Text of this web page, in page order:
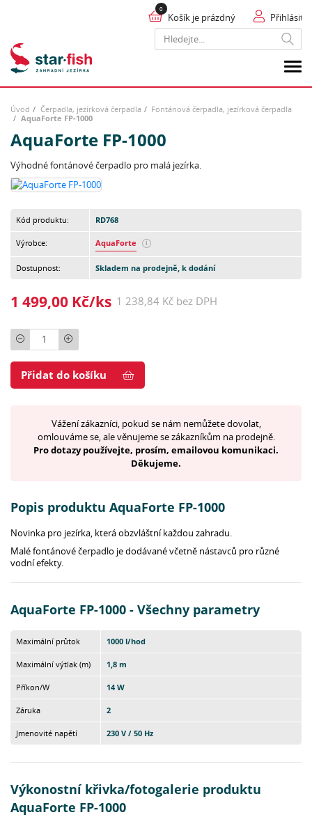
Hledat
Přihlásit
Košík je prázdný
Úvod Čerpadla, jezírková čerpadla
Fontánová čerpadla, jezírková čerpadla
AquaForte FP-1000
AquaForte FP-1000
Výhodné fontánové čerpadlo pro malá jezírka.
Kód produktu: RD768
Výrobce: AquaForte
Dostupnost: Skladem na prodejně, k dodání
1 499,00 Kč/ks 1 238,84 Kč bez DPH
Počet
Přidat do košíku
Vážení zákazníci, pokud se nám nemůžete dovolat,
omlouváme se, ale věnujeme se zákazníkům na prodejně.
Pro dotazy používejte, prosím, emailovou komunikaci.
Děkujeme.
Popis produktu AquaForte FP-1000
Novinka pro jezírka, která obzvláštní každou zahradu.
Malé fontánové čerpadlo je dodávané včetně nástavců pro různé
vodní efekty.
AquaForte FP-1000 - Všechny parametry
Maximální průtok 1000 l/hod
Maximální výtlak (m) 1,8 m
Příkon/W 14 W
Záruka 2
Jmenovité napětí 230 V / 50 Hz
Výkonostní křivka/fotogalerie produktu
AquaForte FP-1000